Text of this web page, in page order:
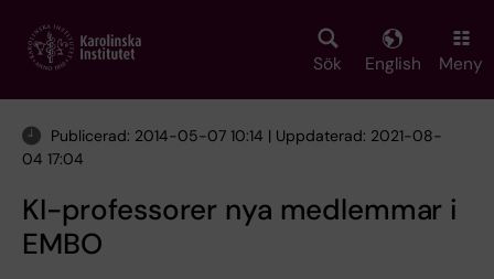
main
Sök English Meny
Publicerad: 2014-05-07 10:14 | Uppdaterad: 2021-08-
04 17:04
KI-professorer nya medlemmar i
EMBO